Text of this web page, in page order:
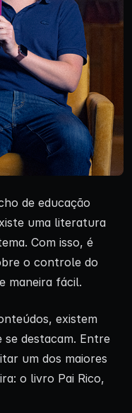
de educação
uma literatura
Com isso, é
o controle do
maneira fácil.
existem
se destacam. Entre
um dos maiores
o livro Pai Rico,